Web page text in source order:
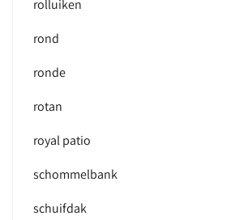
rolluiken
rond
ronde
rotan
royal patio
schommelbank
schuifdak